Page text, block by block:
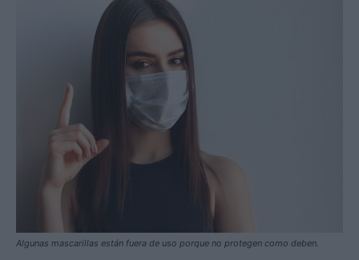
Algunas mascarillas están fuera de uso porque no protegen como deben.